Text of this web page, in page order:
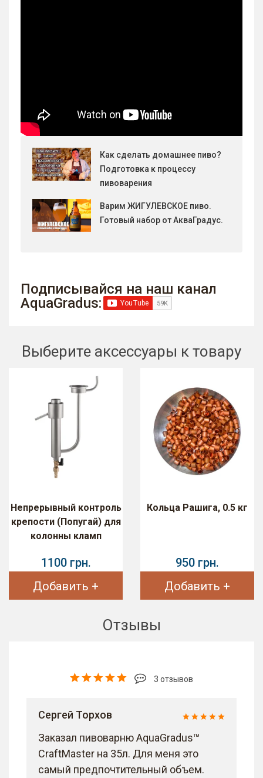
Как сделать домашнее пиво?
Подготовка к процессу
пивоварения
Варим ЖИГУЛЕВСКОЕ пиво.
Готовый набор от АкваГрадус.
Подписывайся на наш канал
AquaGradus:
Выберите аксессуары к товару
Непрерывный контроль
крепости (Попугай) для
колонны кламп
1100 грн.
Добавить +
Кольца Рашига, 0.5 кг
950 грн.
Добавить +
Отзывы
3 отзывов
Сергей Торхов
Заказал пивоварню AquaGradus™
CraftMaster на 35л. Для меня это
самый предпочтительный объем.